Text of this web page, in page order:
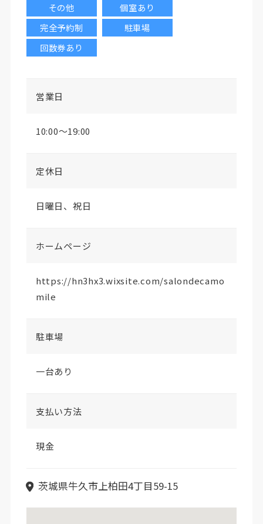
その他
個室あり
完全予約制
駐車場
回数券あり
営業日
10:00〜19:00
定休日
日曜日、祝日
ホームページ
https://hn3hx3.wixsite.com/salondecamo
mile
駐車場
一台あり
支払い方法
現金
茨城県牛久市上柏田4丁目59-15